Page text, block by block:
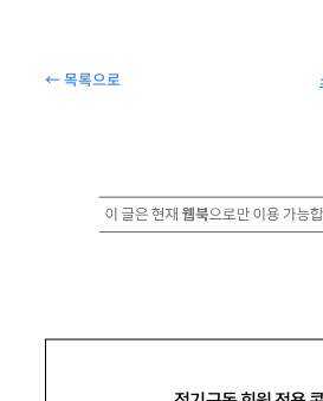
← 목록으로